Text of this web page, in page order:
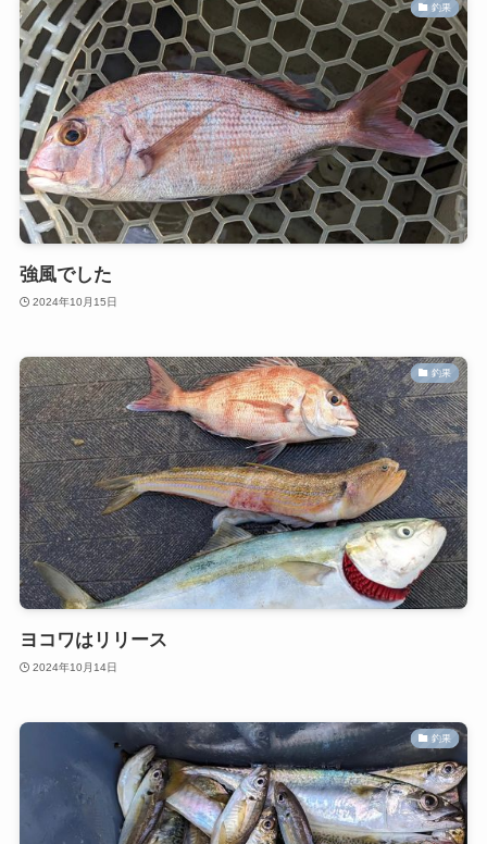
釣果
強風でした
2024年10月15日
釣果
ヨコワはリリース
2024年10月14日
釣果